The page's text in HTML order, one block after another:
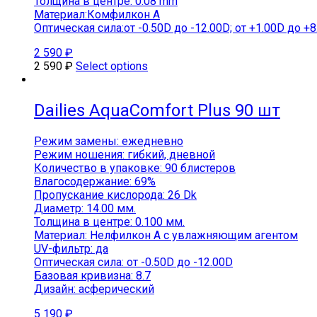
Материал:Комфилкон A
Оптическая сила:от -0.50D до -12.00D; от +1.00D до
2 590 ₽
2 590 ₽ Select options
Dailies AquaComfort Plus 90 шт
Режим замены: ежедневно
Режим ношения: гибкий, дневной
Количество в упаковке: 90 блистеров
Влагосодержание: 69%
Пропускание кислорода: 26 Dk
Диаметр: 14.00 мм.
Толщина в центре: 0.100 мм.
Материал: Нелфилкон А с увлажняющим агентом
UV-фильтр: да
Оптическая сила: от -0.50D до -12.00D
Базовая кривизна: 8.7
Дизайн: асферический
5 190 ₽